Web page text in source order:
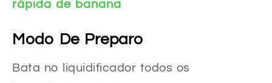
rápida de banana
Modo De Preparo
Bata no liquidificador todos os